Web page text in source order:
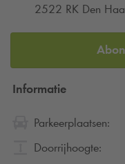
2522 RK Den
Informatie
Parkeerplaatsen:
Doorrijhoogte: